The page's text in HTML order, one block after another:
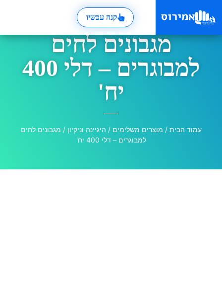
קנה עכשיו
מגבונים לחים
למבוגרים – דלי 400
יח'
עמוד הבית / מוצרים משלימים / היגיינה וניקיון / מגבונים לחים
למבוגרים – דלי 400 יח'